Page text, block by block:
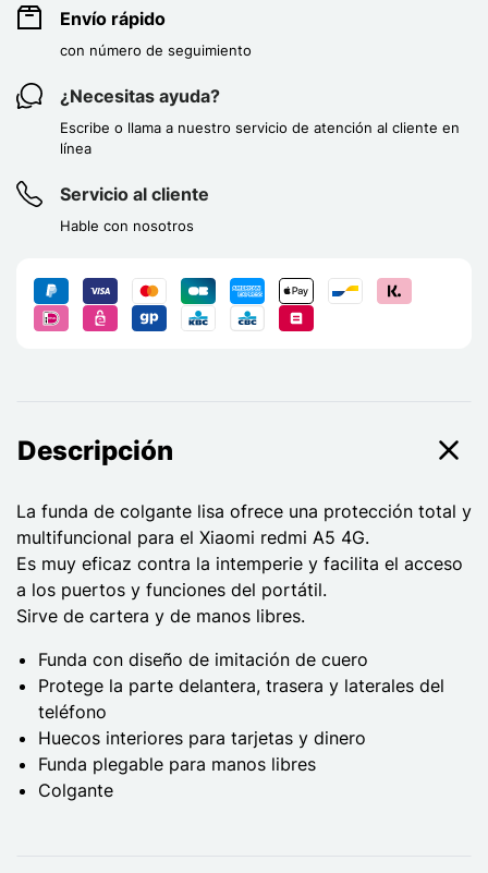
Envío rápido
con número de seguimiento
¿Necesitas ayuda?
Escribe o llama a nuestro servicio de atención al cliente en
línea
Servicio al cliente
Hable con nosotros
Descripción
La funda de colgante lisa ofrece una protección total y
multifuncional para el Xiaomi redmi A5 4G.
Es muy eficaz contra la intemperie y facilita el acceso
a los puertos y funciones del portátil.
Sirve de cartera y de manos libres.
Funda con diseño de imitación de cuero
Protege la parte delantera, trasera y laterales del
teléfono
Huecos interiores para tarjetas y dinero
Funda plegable para manos libres
Colgante